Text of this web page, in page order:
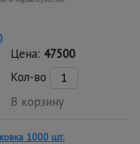
Цена: 47500
Кол-во
В корзину
1000 шт.